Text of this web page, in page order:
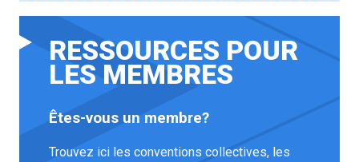
RESSOURCES POUR
LES MEMBRES
Êtes-vous un membre?
Trouvez ici les conventions collectives, les